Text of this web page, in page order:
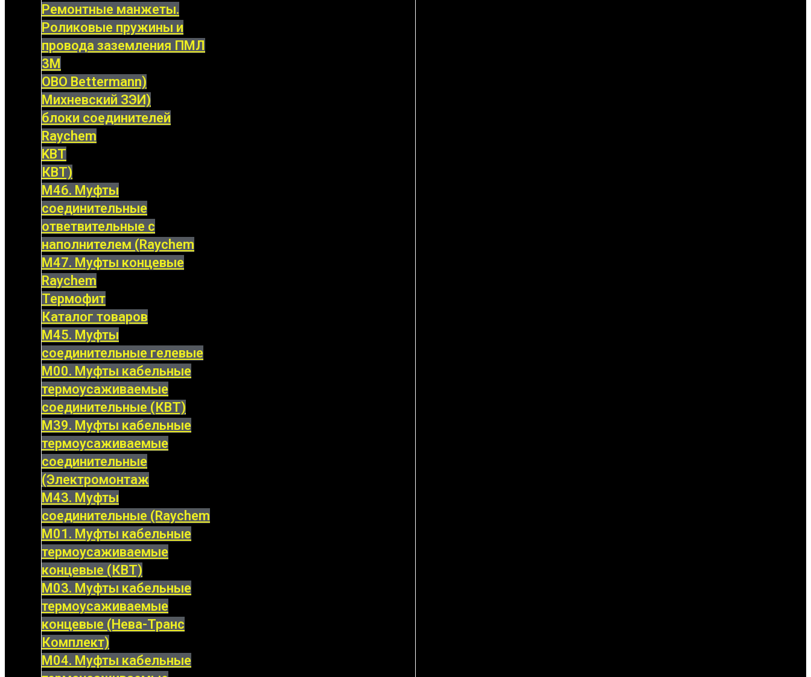
Ремонтные манжеты.
Роликовые пружины и
провода заземления ПМЛ
3M
OBO Bettermann)
Михневский ЗЭИ)
блоки соединителей
Raychem
KBT
КВТ)
М46. Муфты
соединительные
ответвительные с
наполнителем (Raychem
М47. Муфты концевые
Raychem
Термофит
Каталог товаров
М45. Муфты
соединительные гелевые
М00. Муфты кабельные
термоусаживаемые
соединительные (КВТ)
М39. Муфты кабельные
термоусаживаемые
соединительные
(Электромонтаж
М43. Муфты
соединительные (Raychem
М01. Муфты кабельные
термоусаживаемые
концевые (КВТ)
М03. Муфты кабельные
термоусаживаемые
концевые (Нева-Транс
Комплект)
М04. Муфты кабельные